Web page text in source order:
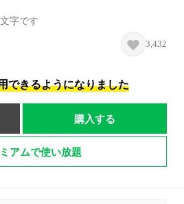
字です
3,432
できるようになりました
購入する
アムで使い放題